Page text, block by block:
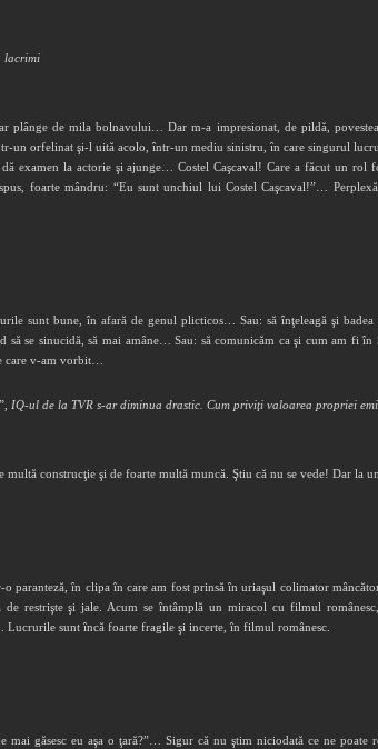
lacrimi
plânge de mila bolnavului… Dar m-a impresionat, de pildă,
un orfelinat şi-l uită acolo, într-un mediu sinistru, în care singurul
examen la actorie şi ajunge… Costel Caşcaval! Care a făcut un
foarte mândru: “Eu sunt unchiul lui Costel Caşcaval!”…
sunt bune, în afară de genul plicticos… Sau: să înţeleagă şi
se sinucidă, să mai amâne… Sau: să comunicăm ca şi cum am fi
care v-am vorbit…
IQ-ul de la TVR s-ar diminua drastic. Cum priviţi valoarea propriei
construcţie şi de foarte multă muncă. Ştiu că nu se vede! Dar la
paranteză, în clipa în care am fost prinsă în uriaşul colimator
restrişte şi jale. Acum se întâmplă un miracol cu filmul
sunt încă foarte fragile şi incerte, în filmul românesc.
găsesc eu aşa o ţară?”… Sigur că nu ştim niciodată ce ne